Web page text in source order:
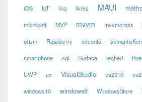
iOS IoT linq livres MAUI
microsoft MVP mvvm mvvmcross
prism Raspberry securité
smartphone sql Surface teched
UWP ux VisualStudio vs2010
windows10 windows8 WindowsStore